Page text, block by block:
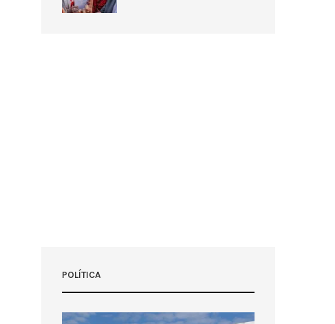
POLÍTICA